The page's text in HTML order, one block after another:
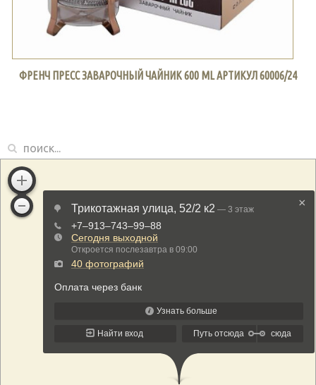
ФРЕНЧ ПРЕСС ЗАВАРОЧНЫЙ ЧАЙНИК 600 ML АРТИКУЛ 60006/24